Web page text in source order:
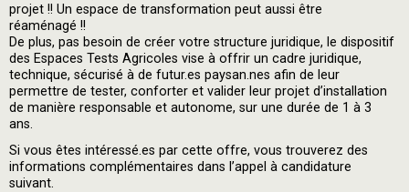
projet !! Un espace de transformation peut aussi être
réaménagé !!
De plus, pas besoin de créer votre structure juridique, le dispositif
des Espaces Tests Agricoles vise à offrir un cadre juridique,
technique, sécurisé à de futur.es paysan.nes afin de leur
permettre de tester, conforter et valider leur projet d’installation
de manière responsable et autonome, sur une durée de 1 à 3
ans.
Si vous êtes intéressé.es par cette offre, vous trouverez des
informations complémentaires dans l’appel à candidature
suivant.